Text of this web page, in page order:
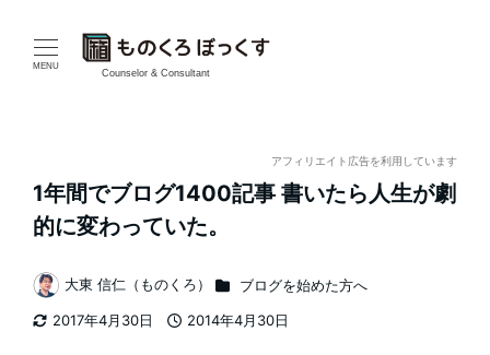
MENU
Counselor & Consultant
アフィリエイト広告を利用しています
1年間でブログ1400記事 書いたら人生が劇
的に変わっていた。
2017年4月30日
2014年4月30日
著
者
大東 信仁（ものくろ） カテゴリー
ブログを始めた方へ